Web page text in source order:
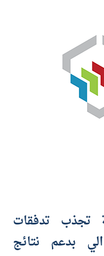
تجذب تدفقات
على التوالي بدعم نتائج